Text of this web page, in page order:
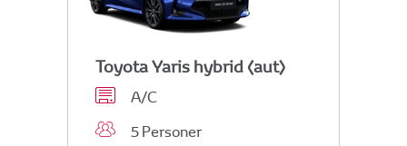
Toyota Yaris hybrid (aut)
A/C
5 Personer